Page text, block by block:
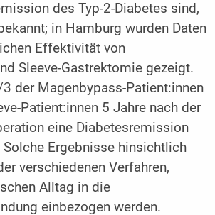
des Typ-2-Diabetes sind,
in Hamburg wurden Daten
Effektivität von
Sleeve-Gastrektomie gezeigt.
der Magenbypass-Patient:innen
Patient:innen 5 Jahre nach der
eine Diabetesremission
Solche Ergebnisse hinsichtlich
verschiedenen Verfahren,
Alltag in die
einbezogen werden.